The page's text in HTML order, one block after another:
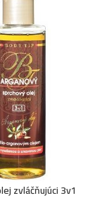
zvláčňujúci 3v1